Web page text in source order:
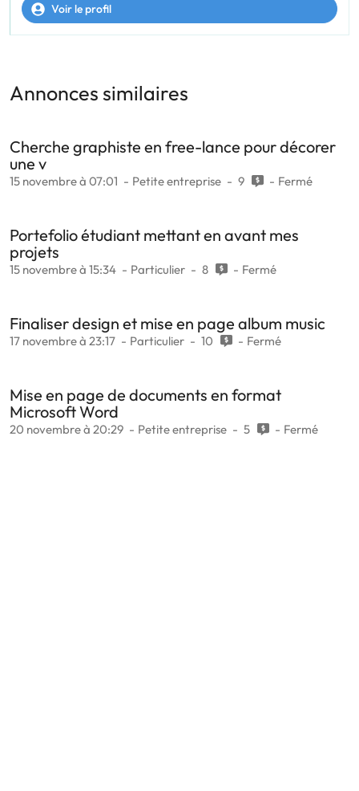
Voir le profil
Annonces similaires
Cherche graphiste en free-lance pour décorer
une v
15 novembre à 07:01 Petite entreprise 9 Fermé
Portefolio étudiant mettant en avant mes
projets
15 novembre à 15:34 Particulier 8 Fermé
Finaliser design et mise en page album music
17 novembre à 23:17 Particulier 10 Fermé
Mise en page de documents en format
Microsoft Word
20 novembre à 20:29 Petite entreprise 5 Fermé